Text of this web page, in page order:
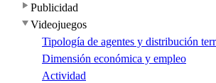
Publicidad
Videojuegos
Tipología de agentes y distribución
Dimensión económica y empleo
Actividad